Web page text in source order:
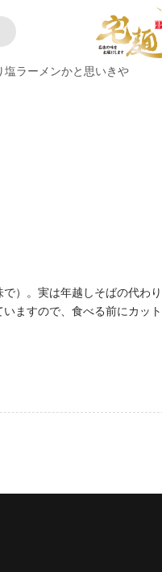
塩ラーメンかと思いきや
）。実は年越しそばの代
ますので、食べる前にカット